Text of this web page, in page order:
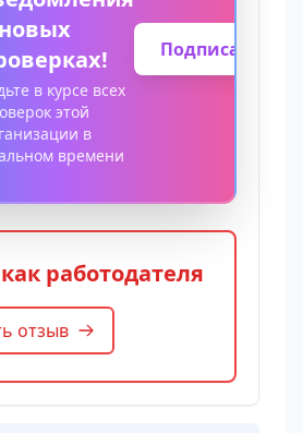
в курсе всех
этой
в
времени
Подписаться
работодателя
отзыв